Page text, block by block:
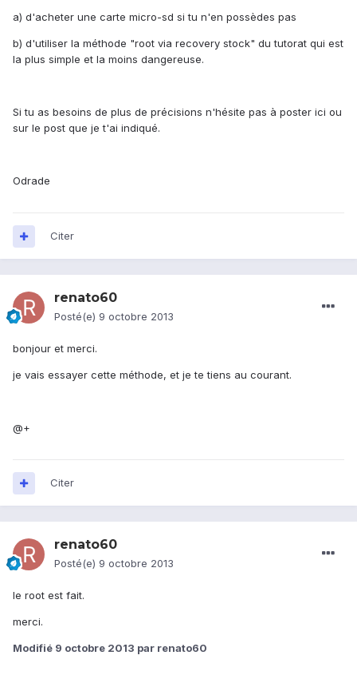
a) d'acheter une carte micro-sd si tu n'en possèdes pas
b) d'utiliser la méthode "root via recovery stock" du tutorat qui est
la plus simple et la moins dangereuse.
Si tu as besoins de plus de précisions n'hésite pas à poster ici ou
sur le post que je t'ai indiqué.
Odrade
Citer
renato60
Posté(e) 9 octobre 2013
bonjour et merci.
je vais essayer cette méthode, et je te tiens au courant.
@+
Citer
renato60
Posté(e) 9 octobre 2013
le root est fait.
merci.
Modifié 9 octobre 2013 par renato60